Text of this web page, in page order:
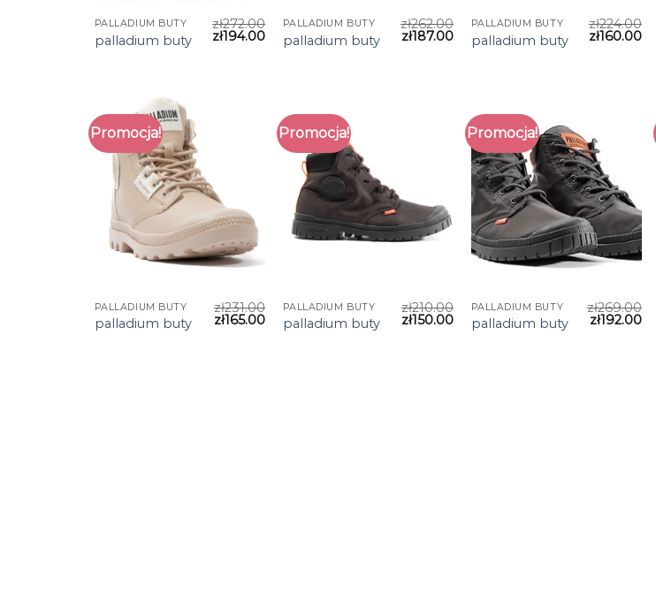
PALLADIUM BUTY
palladium buty
zł272.00
zł194.00
PALLADIUM BUTY
palladium buty
zł262.00
zł187.00
PALLADIUM BUTY
palladium buty
zł224.00
zł160.00
Promocja!
PALLADIUM BUTY
palladium buty
zł231.00
zł165.00
Promocja!
PALLADIUM BUTY
palladium buty
zł210.00
zł150.00
Promocja!
PALLADIUM BUTY
palladium buty
zł269.00
zł192.00